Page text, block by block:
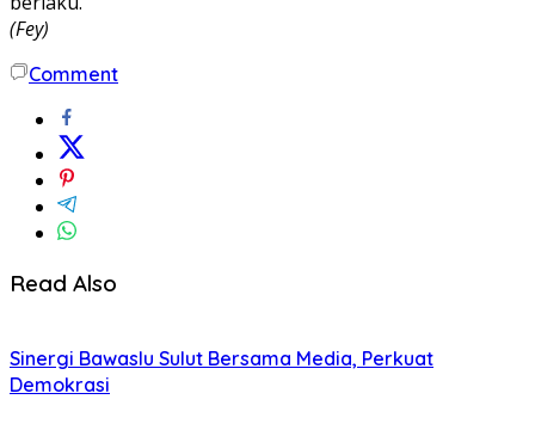
(Fey)
Comment
Read Also
Sinergi Bawaslu Sulut Bersama Media, Perkuat
Demokrasi